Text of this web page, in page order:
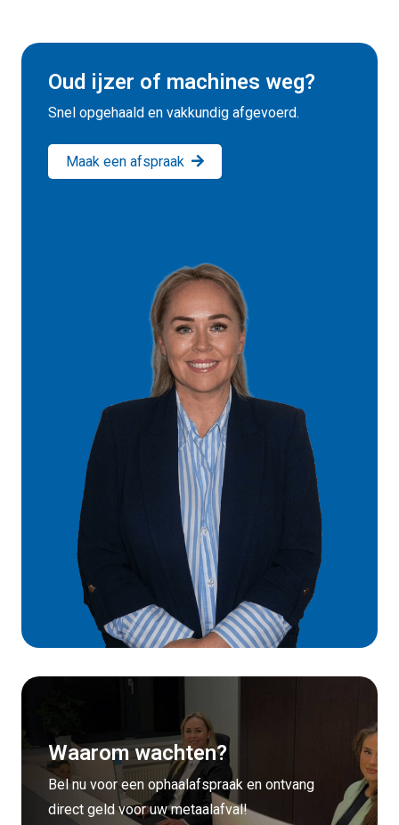
Oud ijzer of machines weg?
Snel opgehaald en vakkundig afgevoerd.
Maak een afspraak
Waarom wachten?
Bel nu voor een ophaalafspraak en ontvang
direct geld voor uw metaalafval!